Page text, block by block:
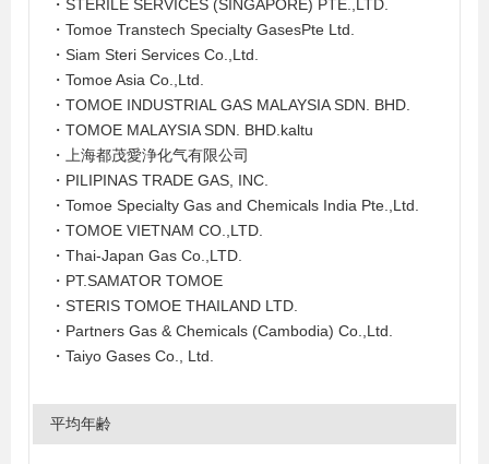
・STERILE SERVICES (SINGAPORE) PTE.,LTD.
・Tomoe Transtech Specialty GasesPte Ltd.
・Siam Steri Services Co.,Ltd.
・Tomoe Asia Co.,Ltd.
・TOMOE INDUSTRIAL GAS MALAYSIA SDN. BHD.
・TOMOE MALAYSIA SDN. BHD.kaltu
・上海都茂愛浄化气有限公司
・PILIPINAS TRADE GAS, INC.
・Tomoe Specialty Gas and Chemicals India Pte.,Ltd.
・TOMOE VIETNAM CO.,LTD.
・Thai-Japan Gas Co.,LTD.
・PT.SAMATOR TOMOE
・STERIS TOMOE THAILAND LTD.
・Partners Gas & Chemicals (Cambodia) Co.,Ltd.
・Taiyo Gases Co., Ltd.
平均年齢